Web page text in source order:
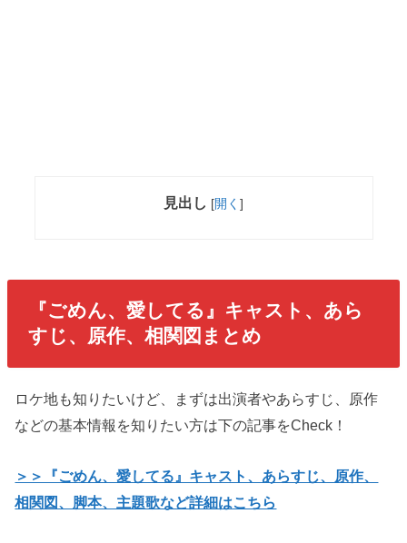
見出し [開く ]
『ごめん、愛してる』キャスト、あら
すじ、原作、相関図まとめ
ロケ地も知りたいけど、まずは出演者やあらすじ、原作
などの基本情報を知りたい方は下の記事をCheck！
＞＞『ごめん、愛してる』キャスト、あらすじ、原作、
相関図、脚本、主題歌など詳細はこちら